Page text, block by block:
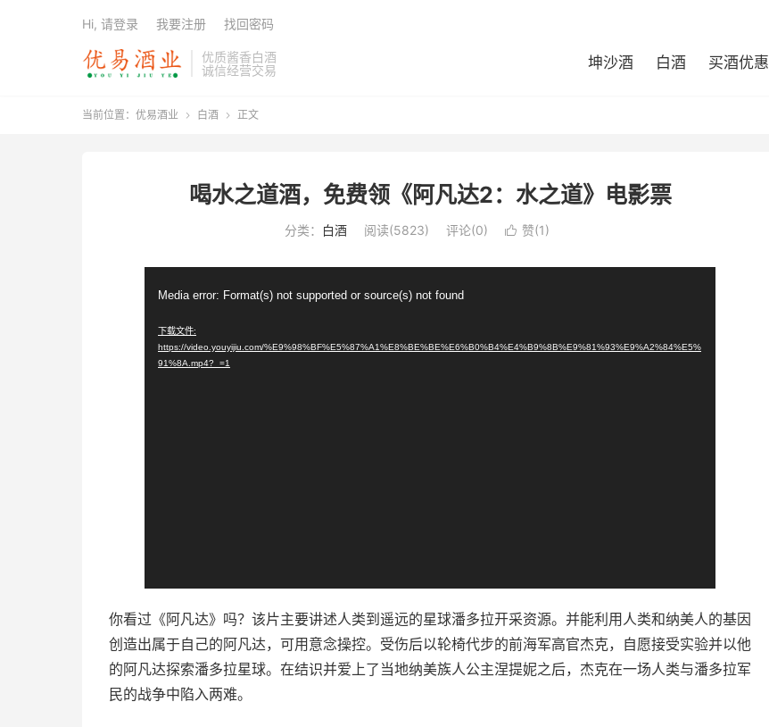
优质酱香白酒
诚信经营交易
坤沙酒 白酒 买酒优惠
Hi, 请登录 我要注册 找回密码
当前位置： 优易酒业  白酒  正文
喝水之道酒，免费领《阿凡达2：水之道》电影票
分类： 白酒 阅读(5823) 评论(0)  赞(1)
Media error: Format(s) not supported or source(s) not found
下载文件:
https://video.youyijiu.com/%E9%98%BF%E5%87%A1%E8%BE%BE%E6%B0%B4%E4%B9%8B%E9%81%93%E9%A2%84%E5%
91%8A.mp4?_=1
你看过《阿凡达》吗？该片主要讲述人类到遥远的星球潘多拉开采资源。并能利用人类和纳美人的基因
创造出属于自己的阿凡达，可用意念操控。受伤后以轮椅代步的前海军高官杰克，自愿接受实验并以他
的阿凡达探索潘多拉星球。在结识并爱上了当地纳美族人公主涅提妮之后，杰克在一场人类与潘多拉军
民的战争中陷入两难。